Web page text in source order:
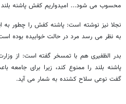
محسوب می شود... امیدواریم کفش پاشنه بلند
نجلا نیز نوشته است: پاشنه کفش را چطور
به نظر می رسد مرد در حالت خوابیده بوده
بدر الظفیری هم با تمسخر گفته است: از
پاشنه بلند را ممنوع کند، زیرا برای
گفت نوعی سلاح کشنده به شمار می آید.